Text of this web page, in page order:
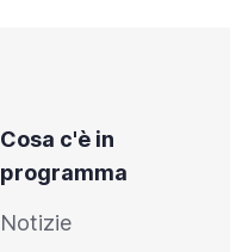
Cosa c'è in
programma
Notizie